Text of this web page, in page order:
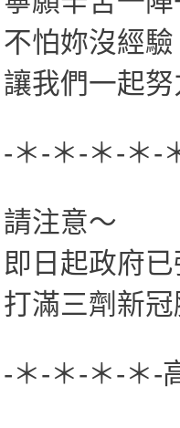
不怕妳沒經
讓我們一起
-＊-＊-＊-＊-
請注意～
即日起政府
打滿三劑新
-＊-＊-＊-＊-